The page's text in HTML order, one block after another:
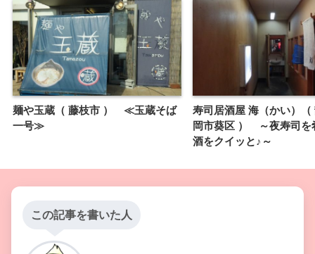
麺や玉蔵（ 藤枝市 ） ≪玉蔵そば
一号≫
寿司居酒屋 海（かい）（
岡市葵区 ） ～夜寿司を
酒をクイッと♪～
この記事を書いた人